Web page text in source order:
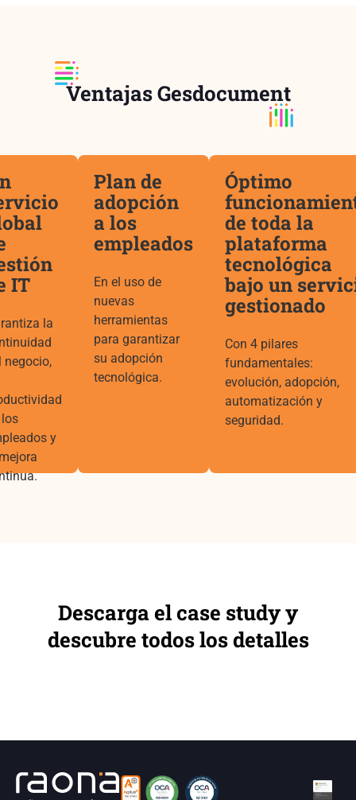
Ventajas Gesdocument
IT
la
negocio,
y
Plan de
adopción
a los
empleados
En el uso de
nuevas
herramientas
para garantizar
su adopción
tecnológica.
Óptimo
de toda la
plataforma
tecnológica
bajo un
gestionado
Con 4 pilares
fundamentales:
evolución, adopción,
automatización y
seguridad.
Descarga el case study y
descubre todos los detalles